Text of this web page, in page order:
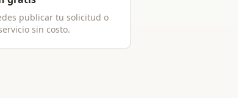
publicar tu solicitud o
sin costo.